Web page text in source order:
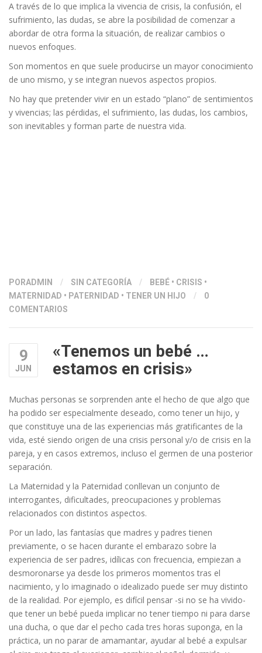
A través de lo que implica la vivencia de crisis, la confusión, el
sufrimiento, las dudas, se abre la posibilidad de comenzar a
abordar de otra forma la situación, de realizar cambios o
nuevos enfoques.
Son momentos en que suele producirse un mayor conocimiento
de uno mismo, y se integran nuevos aspectos propios.
No hay que pretender vivir en un estado “plano” de sentimientos
y vivencias; las pérdidas, el sufrimiento, las dudas, los cambios,
son inevitables y forman parte de nuestra vida.
PORADMIN / SIN CATEGORÍA / BEBÉ • CRISIS •
MATERNIDAD • PATERNIDAD • TENER UN HIJO /
0
COMENTARIOS
9
JUN
«Tenemos un bebé …
estamos en crisis»
Muchas personas se sorprenden ante el hecho de que algo que
ha podido ser especialmente deseado, como tener un hijo, y
que constituye una de las experiencias más gratificantes de la
vida, esté siendo origen de una crisis personal y/o de crisis en la
pareja, y en casos extremos, incluso el germen de una posterior
separación.
La Maternidad y la Paternidad conllevan un conjunto de
interrogantes, dificultades, preocupaciones y problemas
relacionados con distintos aspectos.
Por un lado, las fantasías que madres y padres tienen
previamente, o se hacen durante el embarazo sobre la
experiencia de ser padres, idílicas con frecuencia, empiezan a
desmoronarse ya desde los primeros momentos tras el
nacimiento, y lo imaginado o idealizado puede ser muy distinto
de la realidad. Por ejemplo, es difícil pensar -si no se ha vivido-
que tener un bebé pueda implicar no tener tiempo ni para darse
una ducha, o que dar el pecho cada tres horas suponga, en la
práctica, un no parar de amamantar, ayudar al bebé a expulsar